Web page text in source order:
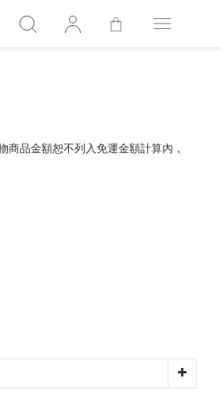
品金額恕不列入免運金額計算內，